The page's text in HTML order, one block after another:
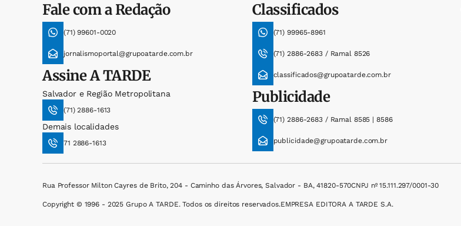
Fale com a Redação
(71) 99601-0020
jornalismoportal@grupoatarde.com.br
AssineA TARDE
Salvador e Região Metropolitana
(71) 2886-1613
Demais localidades
71 2886-1613
Classificados
(71) 99965-8961
(71) 2886-2683 / Ramal 8526
classificados@grupoatarde.com.br
Publicidade
(71) 2886-2683 / Ramal 8585 | 8586
publicidade@grupoatarde.com.br
Rua Professor Milton Cayres de Brito, 204 - Caminho das Árvores, Salvador - BA, 41820-570CNPJ nº 15.111.297/0001-30
Copyright © 1996 - 2025 Grupo A TARDE. Todos os direitos reservados.EMPRESA EDITORA A TARDE S.A.